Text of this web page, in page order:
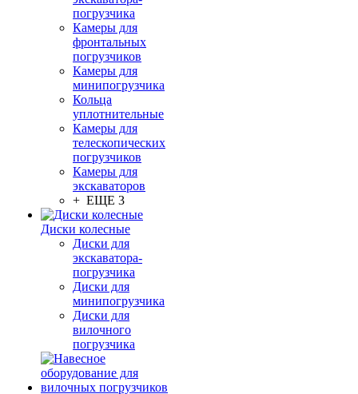
погрузчика
Камеры для
фронтальных
погрузчиков
Камеры для
минипогрузчика
Кольца
уплотнительные
Камеры для
телескопических
погрузчиков
Камеры для
экскаваторов
+ ЕЩЕ 3
Диски колесные
Диски для
экскаватора-
погрузчика
Диски для
минипогрузчика
Диски для
вилочного
погрузчика